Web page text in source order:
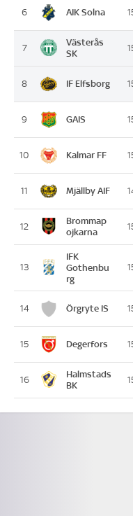
6 AIK Solna
7
Västerås
SK
8 IF Elfsborg
9 GAIS
10 Kalmar FF
11 Mjällby AIF
12
Brommap
ojkarna
13
IFK
Gothenbu
rg
14 Örgryte IS
15 Degerfors
16
Halmstads
BK